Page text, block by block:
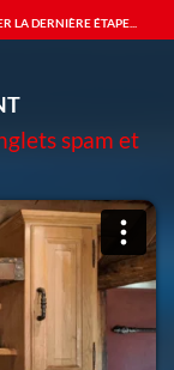
LA DERNIÈRE ÉTAPE...
spam et